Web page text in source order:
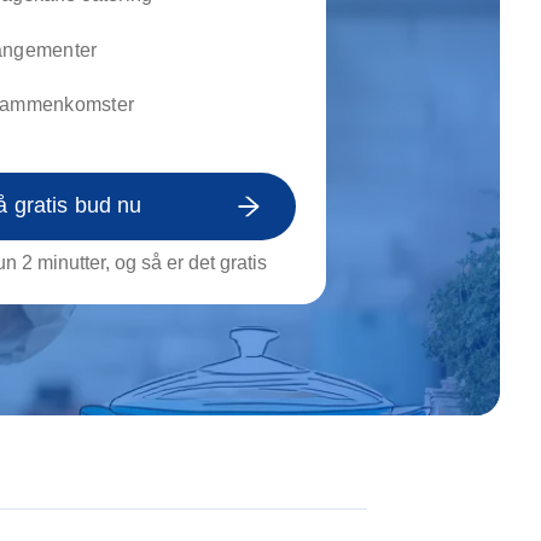
af genstande
gratis bud nu
2 minutter, og så er det gratis